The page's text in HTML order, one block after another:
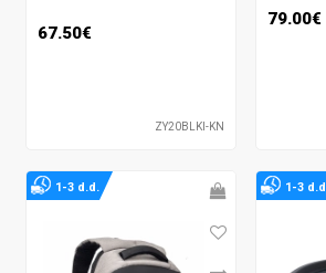
67.50€
ZY20BLKI-KN
79.00€
1-3 d.d. 1-3